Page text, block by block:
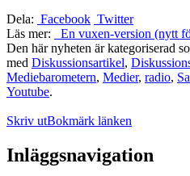
Dela: Facebook Twitter
Läs mer:
En vuxen-version (nytt
Den här nyheten är kategoriserad
med Diskussionsartikel,
Mediebarometern, Medier, radio,
Youtube.
Skriv utBokmärk länken
Inläggsnavigation